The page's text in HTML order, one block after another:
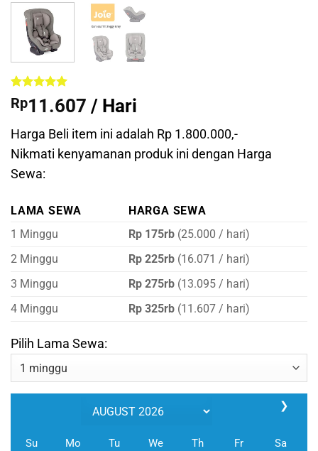
Peringkat5
dari 5
5
penilaian
pelanggan
Rp11.607 / Hari
Harga Beli item ini adalah Rp 1.800.000,-
Nikmati kenyamanan produk ini dengan Harga
Sewa:
LAMA SEWA
HARGA SEWA
1 Minggu
Rp 175rb(25.000 / hari)
2 Minggu
Rp 225rb(16.071 / hari)
3 Minggu
Rp 275rb(13.095 / hari)
4 Minggu
Rp 325rb(11.607 / hari)
Pilih Lama Sewa:
❯
Su Mo Tu We Th Fr Sa